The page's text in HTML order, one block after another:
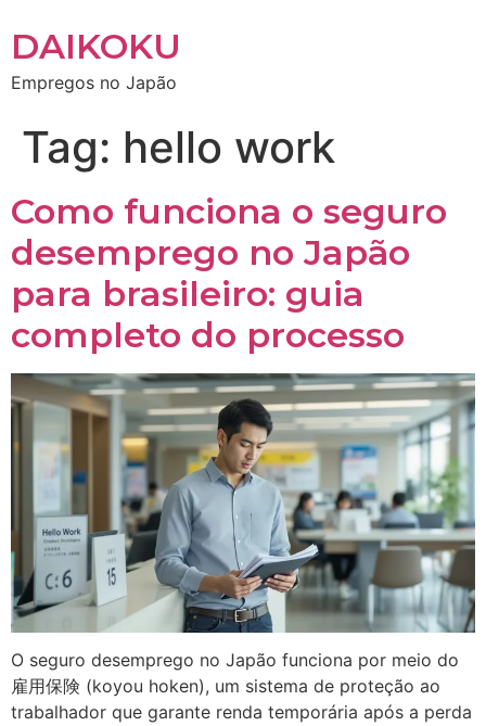
DAIKOKU
Empregos no Japão
Tag: hello work
Como funciona o seguro
desemprego no Japão
para brasileiro: guia
completo do processo
O seguro desemprego no Japão funciona por meio do
雇用保険 (koyou hoken), um sistema de proteção ao
trabalhador que garante renda temporária após a perda